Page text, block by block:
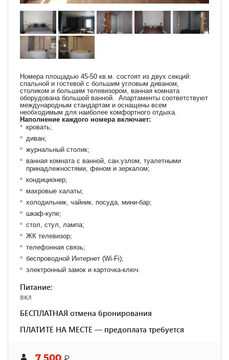
Номера площадью 45-50 кв.м. состоят из двух секций:
спальной и гостевой с большим угловым диваном,
столиком и большим телевизором, ванная комната
оборудована большой ванной. Апартаменты соответствуют
международным стандартам и оснащены всем
необходимым для наиболее комфортного отдыха.
Наполнение каждого номера включает:
кровать;
диван;
журнальный столик;
ванная комната с ванной, сан.узлом, туалетными
принадлежностями, феном и зеркалом;
кондиционер;
махровые халаты;
холодильник, чайник, посуда, мини-бар;
шкаф-купе;
стол, стул, лампа;
ЖК телевизор;
телефонная связь;
беспроводной Интернет (Wi-Fi);
электронный замок и карточка-ключ.
Питание:
вкл
БЕСПЛАТНАЯ отмена бронирования
ПЛАТИТЕ НА МЕСТЕ — предоплата требуется